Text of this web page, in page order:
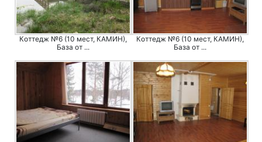
Коттедж №6 (10 мест, КАМИН),
База от ...
Коттедж №6 (10 мест, КАМИН),
База от ...